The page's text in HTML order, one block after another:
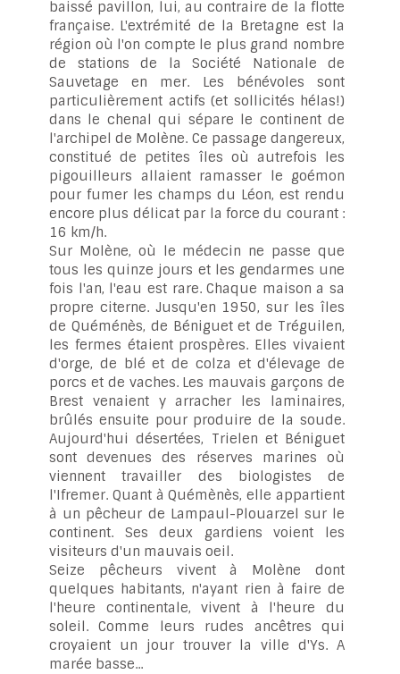
baissé pavillon, lui, au contraire de la flotte
française. L'extrémité de la Bretagne est la
région où l'on compte le plus grand nombre
de stations de la Société Nationale de
Sauvetage en mer. Les bénévoles sont
particulièrement actifs (et sollicités hélas!)
dans le chenal qui sépare le continent de
l'archipel de Molène. Ce passage dangereux,
constitué de petites îles où autrefois les
pigouilleurs allaient ramasser le goémon
pour fumer les champs du Léon, est rendu
encore plus délicat par la force du courant :
16 km/h.
Sur Molène, où le médecin ne passe que
tous les quinze jours et les gendarmes une
fois l'an, l'eau est rare. Chaque maison a sa
propre citerne. Jusqu'en 1950, sur les îles
de Quéménès, de Béniguet et de Tréguilen,
les fermes étaient prospères. Elles vivaient
d'orge, de blé et de colza et d'élevage de
porcs et de vaches. Les mauvais garçons de
Brest venaient y arracher les laminaires,
brûlés ensuite pour produire de la soude.
Aujourd'hui désertées, Trielen et Béniguet
sont devenues des réserves marines où
viennent travailler des biologistes de
l'Ifremer. Quant à Quémènès, elle appartient
à un pêcheur de Lampaul-Plouarzel sur le
continent. Ses deux gardiens voient les
visiteurs d'un mauvais oeil.
Seize pêcheurs vivent à Molène dont
quelques habitants, n'ayant rien à faire de
l'heure continentale, vivent à l'heure du
soleil. Comme leurs rudes ancêtres qui
croyaient un jour trouver la ville d'Ys. A
marée basse...